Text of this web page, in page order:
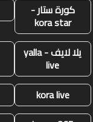
كورة ستار -
kora star
يلا لايف - yalla
live
kora live